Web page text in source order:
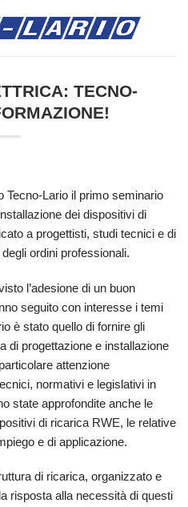
TECNO-
Tecno-Lario il primo seminario
dei dispositivi di
a progettisti, studi tecnici e di
ordini professionali.
l’adesione di un buon
seguito con interesse i temi
è stato quello di fornire gli
di progettazione e installazione
attenzione
normativi e legislativi in
state approfondite anche le
di ricarica RWE, le relative
e di applicazione.
di ricarica, organizzato e
risposta alla necessità di questi